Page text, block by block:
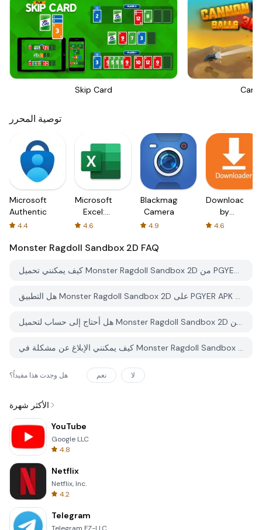
Skip Card
توصية المحرر
Microsoft
Authenticator
4.4
Microsoft
Excel:
Spreadsheets
4.6
Blackmagic
Camera
4.9
Downloader
by
AFTVnews
4.6
Monster Ragdoll Sandbox 2D FAQ
كيف يمكنني تحميل Monster Ragdoll Sandbox 2D من PGYER APK HUB؟
هل التطبيق Monster Ragdoll Sandbox 2D على PGYER APK HUB مجاني للتحميل؟
هل أحتاج إلى حساب لتحميل Monster Ragdoll Sandbox 2D من PGYER APK HUB؟
كيف يمكنني الإبلاغ عن مشكلة في Monster Ragdoll Sandbox 2D على PGYER APK HUB؟
هل وجدت هذا مفيداً؟ نعم لا
الأكثر شهرة
YouTube
Google LLC
4.8
Netflix
Netflix, Inc.
4.2
Telegram